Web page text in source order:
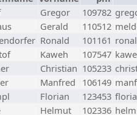
Gregor 109782
Gerald 110512
Ronald 101161
Kaweh 107547
Christian 105233
Manfred 106149
Florian 123453
Helmut 102336